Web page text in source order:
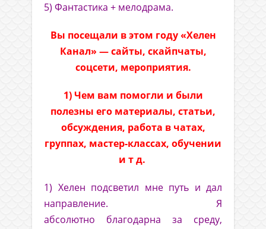
5) Фантастика + мелодрама.
Вы посещали в этом году «Хелен
Канал» — сайты, скайпчаты,
соцсети, мероприятия.
1) Чем вам помогли и были
полезны его материалы, статьи,
обсуждения, работа в чатах,
группах, мастер-классах, обучении
и т д.
1) Хелен подсветил мне путь и дал
направление. Я
абсолютно благодарна за среду,